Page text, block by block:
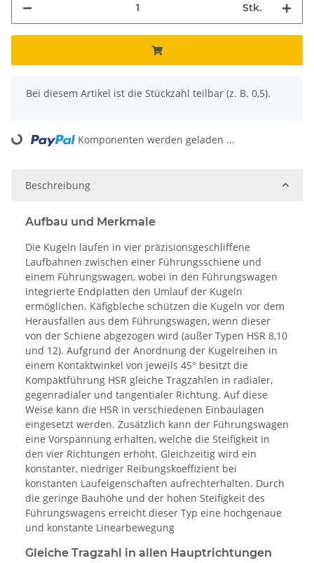
Stk.
x
Bei diesem Artikel ist die Stückzahl teilbar (z. B. 0,5).
Loading... Komponenten werden geladen ...
Beschreibung
Aufbau und Merkmale
Die Kugeln laufen in vier präzisionsgeschliffene
Laufbahnen zwischen einer Führungsschiene und
einem Führungswagen, wobei in den Führungswagen
integrierte Endplatten den Umlauf der Kugeln
ermöglichen. Käfigbleche schützen die Kugeln vor dem
Herausfallen aus dem Führungswagen, wenn dieser
von der Schiene abgezogen wird (außer Typen HSR 8,10
und 12). Aufgrund der Anordnung der Kugelreihen in
einem Kontaktwinkel von jeweils 45° besitzt die
Kompaktführung HSR gleiche Tragzahlen in radialer,
gegenradialer und tangentialer Richtung. Auf diese
Weise kann die HSR in verschiedenen Einbaulagen
eingesetzt werden. Zusätzlich kann der Führungswagen
eine Vorspannung erhalten, welche die Steifigkeit in
den vier Richtungen erhöht. Gleichzeitig wird ein
konstanter, niedriger Reibungskoeffizient bei
konstanten Laufeigenschaften aufrechterhalten. Durch
die geringe Bauhöhe und der hohen Steifigkeit des
Führungswagens erreicht dieser Typ eine hochgenaue
und konstante Linearbewegung
Gleiche Tragzahl in allen Hauptrichtungen